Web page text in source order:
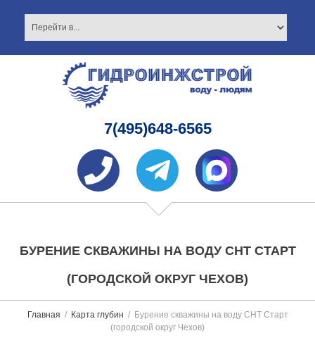
7(495)648-6565
БУРЕНИЕ СКВАЖИНЫ НА ВОДУ СНТ СТАРТ
(ГОРОДСКОЙ ОКРУГ ЧЕХОВ)
Главная Карта глубин
Бурение скважины на воду СНТ Старт
(городской округ Чехов)